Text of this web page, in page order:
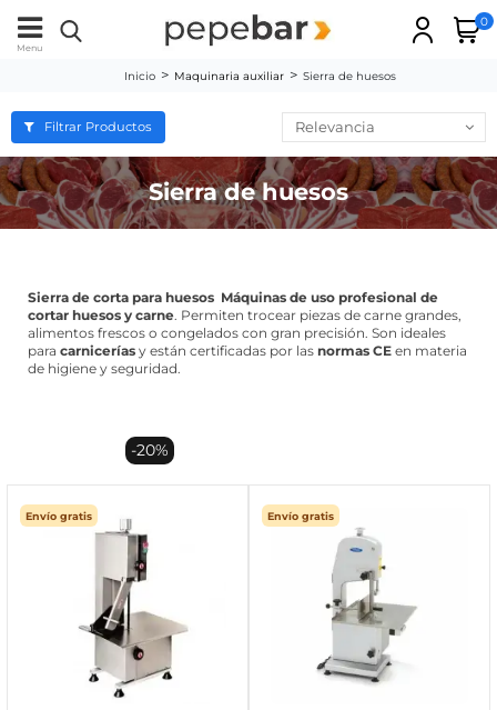
Menu
0
Inicio Maquinaria auxiliar Sierra de huesos
Sierra de huesos
Sierra de corta para huesos Máquinas de uso profesional de
cortar huesos y carne . Permiten trocear piezas de carne grandes,
alimentos frescos o congelados con gran precisión. Son ideales
para carnicerías y están certificadas por las normas CE en materia
de higiene y seguridad.
Filtrar Productos Relevancia
Envío gratis
-20%
Envío gratis